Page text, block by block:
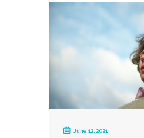
June 12, 2021